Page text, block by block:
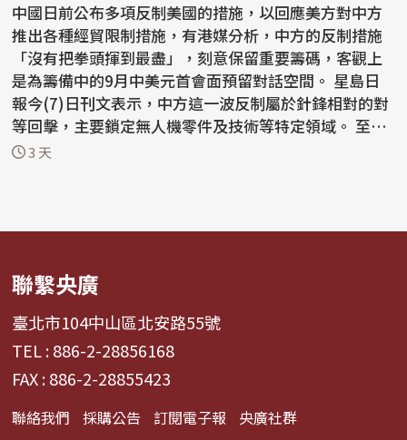
中國日前公布多項反制美國的措施，以回應美方對中方
推出各種經貿限制措施，有港媒分析，中方的反制措施
「沒有把拳頭揮到最盡」，刻意保留重要籌碼，客觀上
是為籌備中的9月中美元首會面預留對話空間。 星島日
報今(7)日刊文表示，中方這一波反制屬於針鋒相對的對
等回擊，主要鎖定無人機零件及技術等特定領域。 至於
稀土...
3 天
聯繫央廣
臺北市104中山區北安路55號
TEL : 886-2-28856168
FAX : 886-2-28855423
聯絡我們 採購公告 訂閱電子報 央廣社群